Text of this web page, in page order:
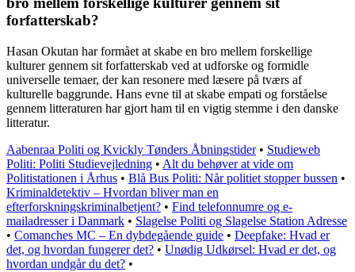
forfatterskab?
Hasan Okutan har formået at skabe en bro mellem forskellige
kulturer gennem sit forfatterskab ved at udforske og formidle
universelle temaer, der kan resonere med læsere på tværs af
kulturelle baggrunde. Hans evne til at skabe empati og forståelse
gennem litteraturen har gjort ham til en vigtig stemme i den danske
litteratur.
Aabenraa Politi og Kvickly Tønders Åbningstider• Studieweb
Politi: Politi Studievejledning • Alt du behøver at vide om
Politistationen i Århus • Blå Bus Politi: Når politiet stopper bussen •
Kriminaldetektiv – Hvordan bliver man en
efterforskningskriminalbetjent? • Find telefonnumre og e-
mailadresser i Danmark • Slagelse Politi og Slagelse Station Adresse
• Comanches MC – En dybdegående guide • Deepfake: Hvad er
det, og hvordan fungerer det? • Unødig Udkørsel: Hvad er det, og
hvordan undgår du det? •